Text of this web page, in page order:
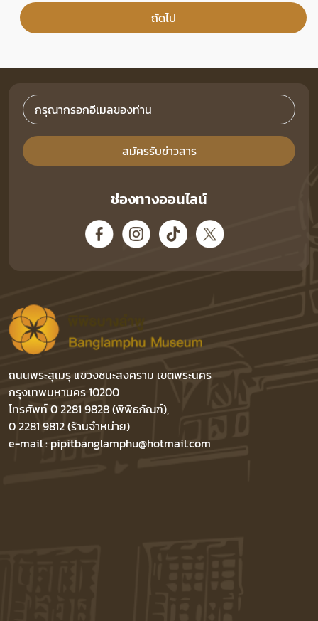
ถัดไป
สมัครรับข่าวสาร
ช่องทางออนไลน์
ถนนพระสุเมรุ แขวงชนะสงคราม เขตพระนคร
กรุงเทพมหานคร 10200
โทรศัพท์ 0 2281 9828 (พิพิธภัณฑ์),
0 2281 9812 (ร้านจำหน่าย)
e-mail : pipitbanglamphu@hotmail.com